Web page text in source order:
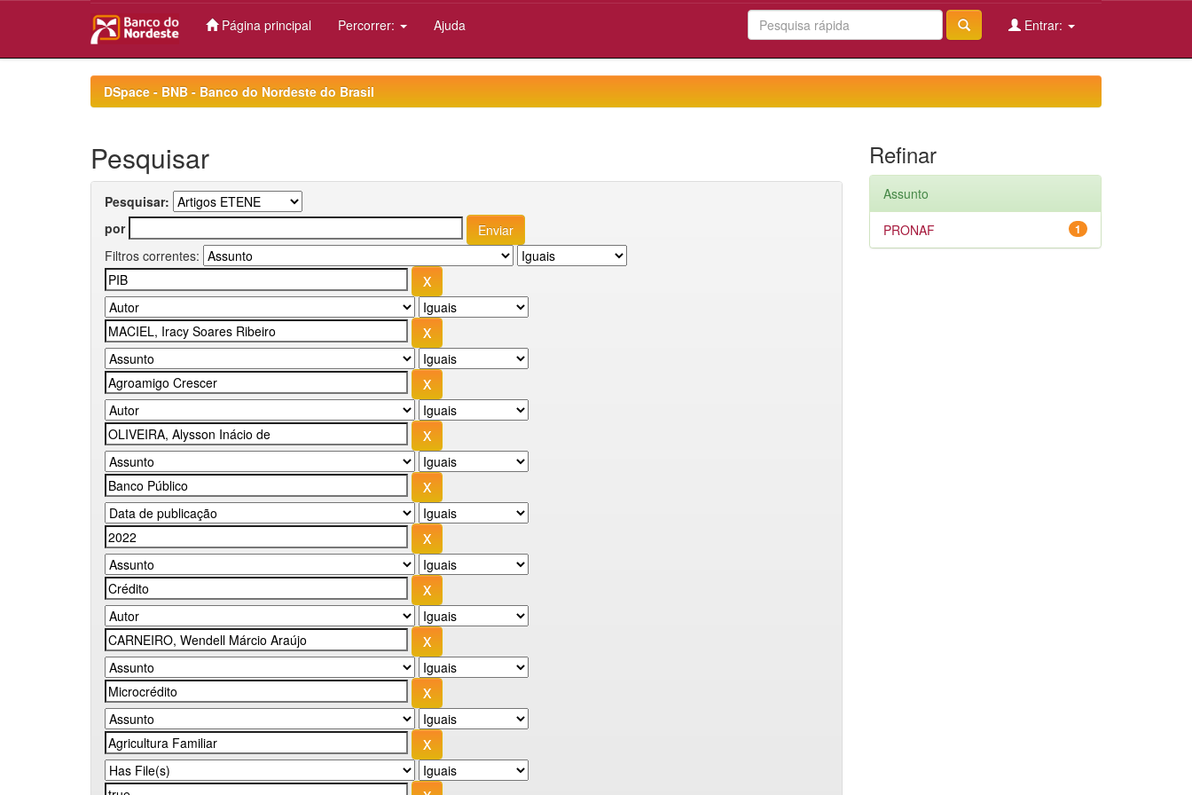
Página principal Percorrer: Ajuda Entrar:
DSpace - BNB - Banco do Nordeste do Brasil
Pesquisar
Pesquisar:
por
Filtros correntes:
Refinar
Assunto
1
PRONAF